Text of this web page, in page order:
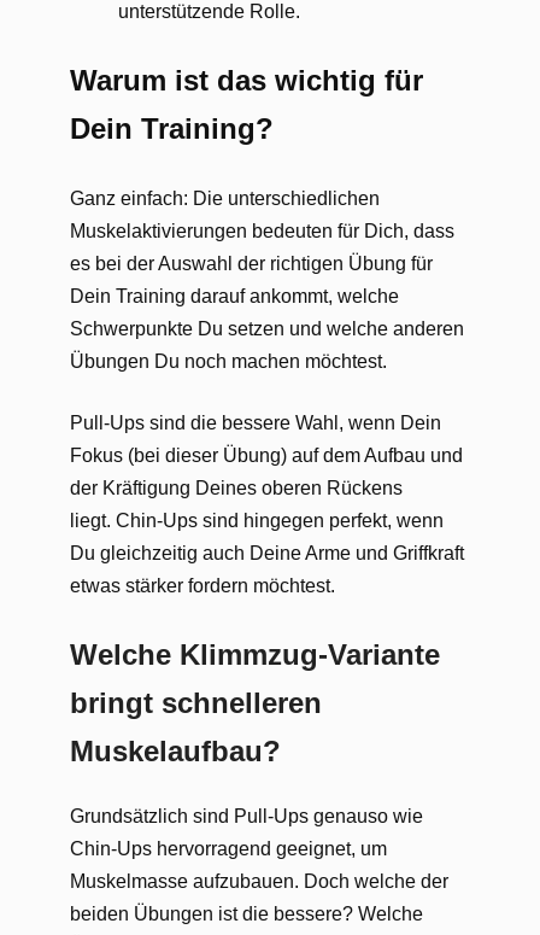
unterstützende Rolle.
Warum ist das wichtig für
Dein Training?
Ganz einfach: Die unterschiedlichen
Muskelaktivierungen bedeuten für Dich, dass
es bei der Auswahl der richtigen Übung für
Dein Training darauf ankommt, welche
Schwerpunkte Du setzen und welche anderen
Übungen Du noch machen möchtest.
Pull-Ups sind die bessere Wahl, wenn Dein
Fokus (bei dieser Übung) auf dem Aufbau und
der Kräftigung Deines oberen Rückens
liegt. Chin-Ups sind hingegen perfekt, wenn
Du gleichzeitig auch Deine Arme und Griffkraft
etwas stärker fordern möchtest.
Welche Klimmzug-Variante
bringt schnelleren
Muskelaufbau?
Grundsätzlich sind Pull-Ups genauso wie
Chin-Ups hervorragend geeignet, um
Muskelmasse aufzubauen. Doch welche der
beiden Übungen ist die bessere? Welche